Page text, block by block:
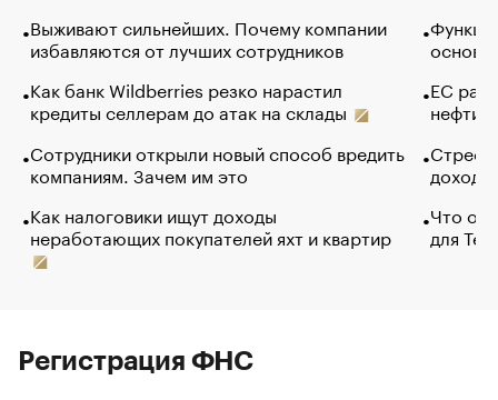
Выживают сильнейших. Почему компании
избавляются от лучших сотрудников
Как банк Wildberries резко нарастил
кредиты селлерам до атак на склады
Сотрудники открыли новый способ вредить
компаниям. Зачем им это
Как налоговики ищут доходы
неработающих покупателей яхт и квартир
основ
ЕС
нефти
Что
для
Регистрация ФНС